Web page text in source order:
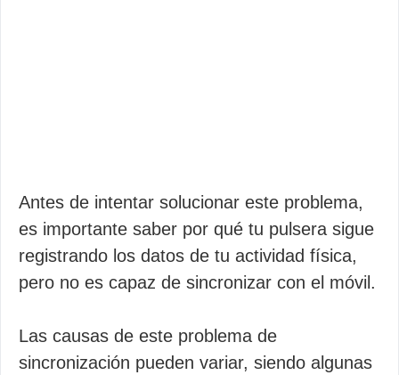
Antes de intentar solucionar este problema,
es importante saber por qué tu pulsera sigue
registrando los datos de tu actividad física,
pero no es capaz de sincronizar con el móvil.
Las causas de este problema de
sincronización pueden variar, siendo algunas